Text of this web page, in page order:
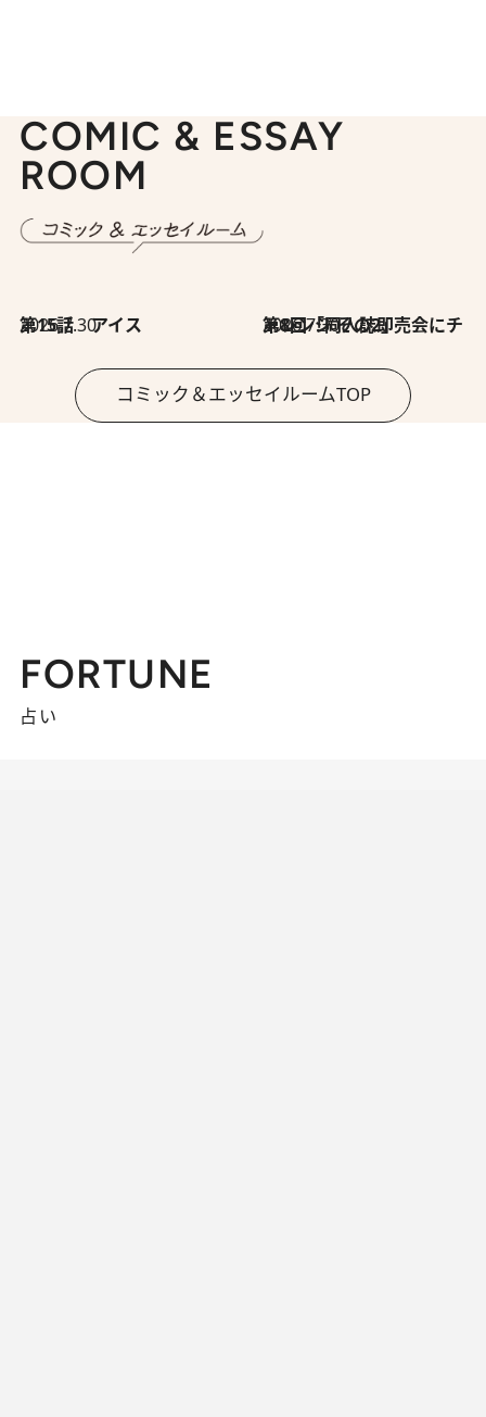
COMIC & ESSAY
ROOM
2026.7.30
第15話 アイス 2026.7.30
第8回「同人誌即売会にチャレンジ その2」
コミック＆エッセイルームTOP
FORTUNE
占い